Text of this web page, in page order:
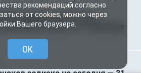
девушку из России
курорте в Таиланде
рекомендаций согласно
от cookies, можно через
Вашего браузера.
OK